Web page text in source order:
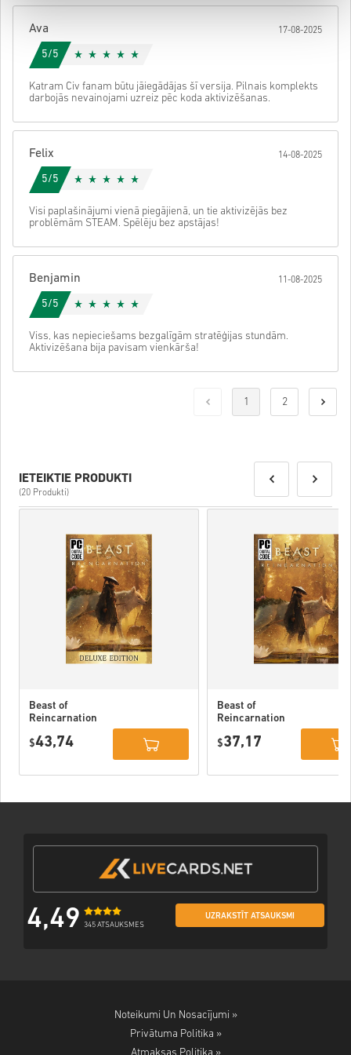
Pēc tam saņemsi e-pastu ar drošu saiti, lai piekļūtu savam kodam.
Ava 17-08-2025
5/5
Katram Civ fanam būtu jāiegādājas šī versija. Pilnais komplekts
darbojās nevainojami uzreiz pēc koda aktivizēšanas.
Felix 14-08-2025
5/5
Visi paplašinājumi vienā piegājienā, un tie aktivizējās bez
problēmām STEAM. Spēlēju bez apstājas!
Benjamin 11-08-2025
5/5
Viss, kas nepieciešams bezgalīgām stratēģijas stundām.
Aktivizēšana bija pavisam vienkārša!
1 2
IETEIKTIE PRODUKTI
(20 Produkti)
Beast of
Reincarnation
PC (STEAM)
$43,74
Beast of
Reincarnation
$37,17
4,49 345 ATSAUKSMES
UZRAKSTĪT ATSAUKSMI
Noteikumi Un Nosacījumi »
Privātuma Politika »